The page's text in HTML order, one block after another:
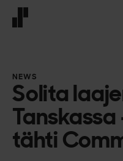
NEWS
Solita
tähti